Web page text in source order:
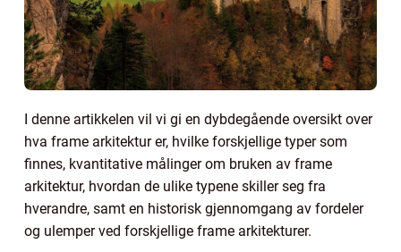
I denne artikkelen vil vi gi en dybdegående oversikt over
hva frame arkitektur er, hvilke forskjellige typer som
finnes, kvantitative målinger om bruken av frame
arkitektur, hvordan de ulike typene skiller seg fra
hverandre, samt en historisk gjennomgang av fordeler
og ulemper ved forskjellige frame arkitekturer.